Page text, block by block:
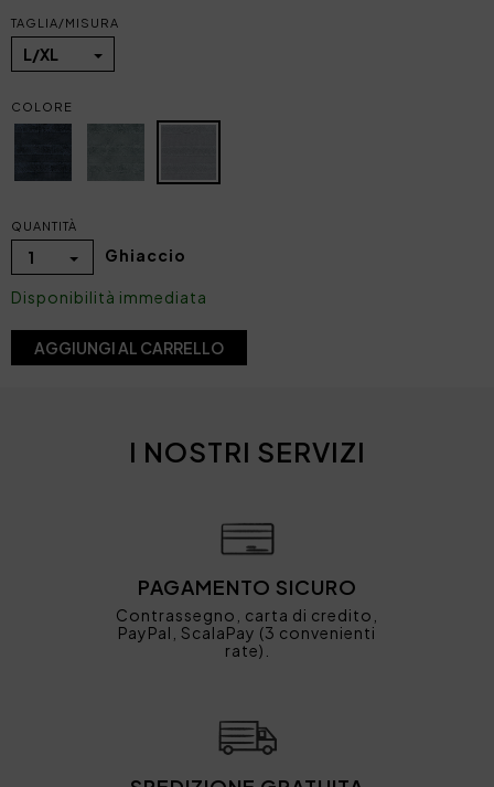
TAGLIA/MISURA
L/XL
COLORE
QUANTITÀ
1 Ghiaccio
Disponibilità immediata
AGGIUNGI AL CARRELLO
I NOSTRI SERVIZI
PAGAMENTO SICURO
Contrassegno, carta di credito,
PayPal, ScalaPay (3 convenienti
rate).